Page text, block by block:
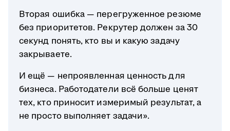
Вторая ошибка — перегруженное резюме
без приоритетов. Рекрутер должен за 30
секунд понять, кто вы и какую задачу
закрываете.
И ещё — непроявленная ценность для
бизнеса. Работодатели всё больше ценят
тех, кто приносит измеримый результат, а
не просто выполняет задачи».